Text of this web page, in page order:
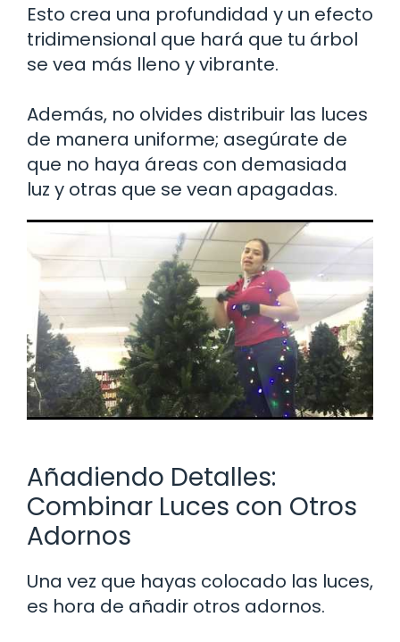
Esto crea una profundidad y un efecto
tridimensional que hará que tu árbol
se vea más lleno y vibrante.
Además, no olvides distribuir las luces
de manera uniforme; asegúrate de
que no haya áreas con demasiada
luz y otras que se vean apagadas.
Añadiendo Detalles:
Combinar Luces con Otros
Adornos
Una vez que hayas colocado las luces,
es hora de añadir otros adornos.